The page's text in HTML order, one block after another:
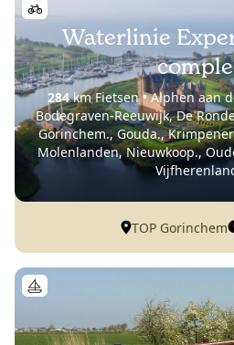
Waterlinie
284km Fietsen • Alphen aan
Bodegraven-Reeuwijk, De
Gorinchem., Gouda.,
Molenlanden, Nieuwkoop.,
TOP Gorinchem